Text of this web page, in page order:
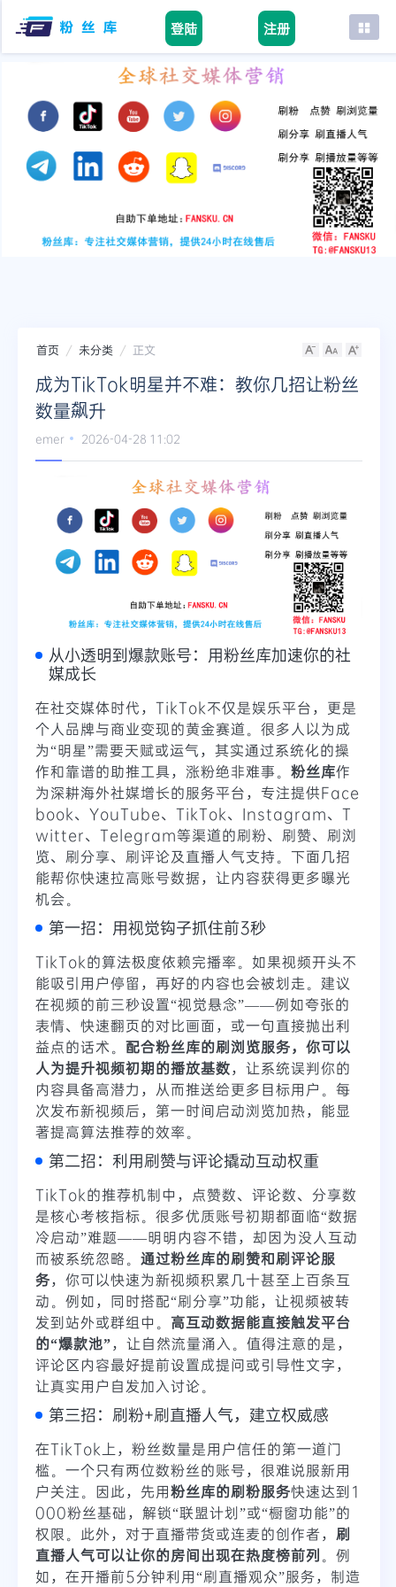
登陆 注册
首页
tiktok
youtube
instagram
首页 未分类 正文
成为TikTok明星并不难：教你几招让粉丝
数量飙升
emer 2026-04-28 11:02
从小透明到爆款账号：用粉丝库加速你的社
媒成长
在社交媒体时代，TikTok不仅是娱乐平台，更是
个人品牌与商业变现的黄金赛道。很多人以为成
为“明星”需要天赋或运气，其实通过系统化的操
作和靠谱的助推工具，涨粉绝非难事。 粉丝库作
为深耕海外社媒增长的服务平台，专注提供Face
book、YouTube、TikTok、Instagram、T
witter、Telegram等渠道的刷粉、刷赞、刷浏
览、刷分享、刷评论及直播人气支持。下面几招
能帮你快速拉高账号数据，让内容获得更多曝光
机会。
第一招：用视觉钩子抓住前3秒
TikTok的算法极度依赖完播率。如果视频开头不
能吸引用户停留，再好的内容也会被划走。建议
在视频的前三秒设置“视觉悬念”——例如夸张的
表情、快速翻页的对比画面，或一句直接抛出利
益点的话术。 配合粉丝库的刷浏览服务，你可以
人为提升视频初期的播放基数，让系统误判你的
内容具备高潜力，从而推送给更多目标用户。每
次发布新视频后，第一时间启动浏览加热，能显
著提高算法推荐的效率。
第二招：利用刷赞与评论撬动互动权重
TikTok的推荐机制中，点赞数、评论数、分享数
是核心考核指标。很多优质账号初期都面临“数据
冷启动”难题——明明内容不错，却因为没人互动
而被系统忽略。 通过粉丝库的刷赞和刷评论服
务，你可以快速为新视频积累几十甚至上百条互
动。例如，同时搭配“刷分享”功能，让视频被转
发到站外或群组中。 高互动数据能直接触发平台
的“爆款池”，让自然流量涌入。值得注意的是，
评论区内容最好提前设置成提问或引导性文字，
让真实用户自发加入讨论。
第三招：刷粉+刷直播人气，建立权威感
在TikTok上，粉丝数量是用户信任的第一道门
槛。一个只有两位数粉丝的账号，很难说服新用
户关注。因此，先用粉丝库的刷粉服务快速达到1
000粉丝基础，解锁“联盟计划”或“橱窗功能”的
权限。此外，对于直播带货或连麦的创作者， 刷
直播人气可以让你的房间出现在热度榜前列 。例
如，在开播前5分钟利用“刷直播观众”服务，制造